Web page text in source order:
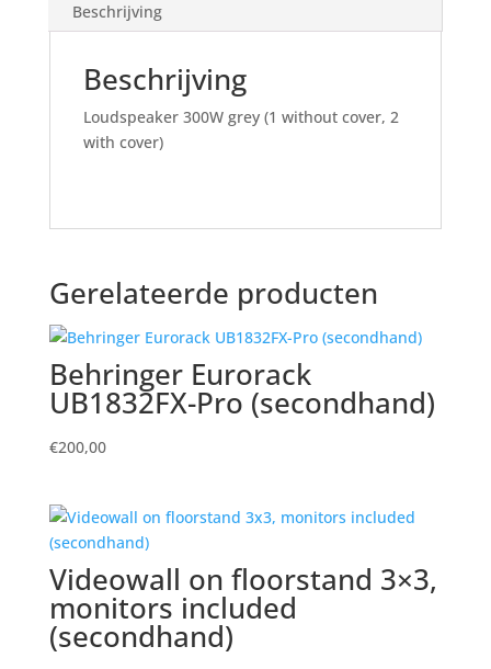
Beschrijving
Beschrijving
Loudspeaker 300W grey (1 without cover, 2
with cover)
Gerelateerde producten
Behringer Eurorack
UB1832FX-Pro (secondhand)
€200,00
Videowall on floorstand 3×3,
monitors included
(secondhand)